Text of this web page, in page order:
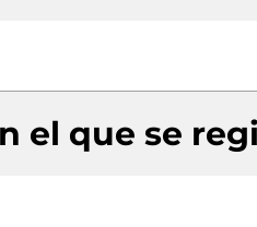
el que se